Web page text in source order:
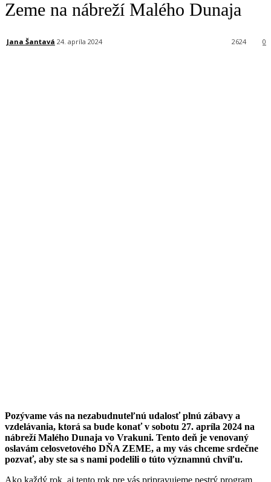
Zeme na nábreží Malého Dunaja
Jana Šantavá 24. apríla 2024 0
2624
Pozývame vás na nezabudnuteľnú udalosť plnú zábavy a
vzdelávania, ktorá sa bude konať v sobotu 27. apríla 2024 na
nábreží Malého Dunaja vo Vrakuni. Tento deň je venovaný
oslavám celosvetového DŇA ZEME, a my vás chceme srdečne
pozvať, aby ste sa s nami podelili o túto významnú chvíľu.
Ako každý rok, aj tento rok pre vás pripravujeme pestrý program